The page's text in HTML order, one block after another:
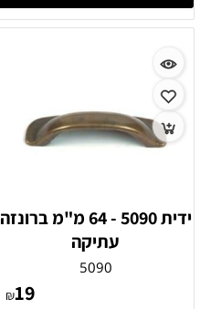
ידית 5090 - 64 מ"מ ברונזה
עתיקה
5090
₪19